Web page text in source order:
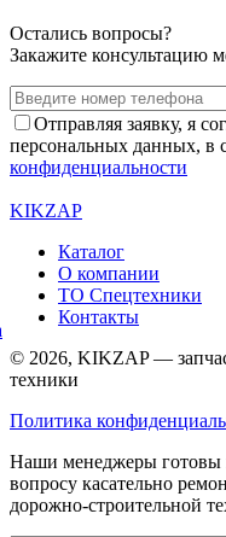
Остались вопросы?
Закажите консультацию
Отправляя заявку, я
персональных данных, в
конфиденциальности
KIKZAP
Каталог
О компании
ТО Спецтехники
Контакты
© 2026, KIKZAP —
техники
Политика
Наши менеджеры готовы
вопросу касательно
дорожно-строительной